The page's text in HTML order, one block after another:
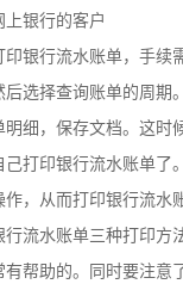
银行的客户
行流水账单，手续需
选择查询账单的周期
细，保存文档。这时
打印银行流水账单了
，从而打印银行流水
水账单三种打印方
帮助的。同时要注意